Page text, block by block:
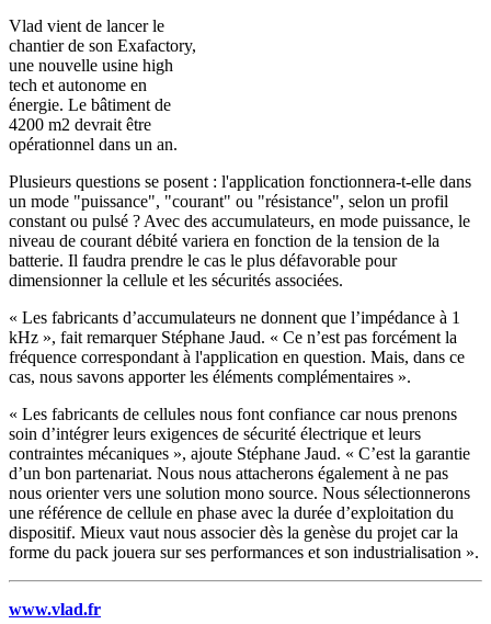
Vlad vient de lancer le
chantier de son Exafactory,
une nouvelle usine high
tech et autonome en
énergie. Le bâtiment de
4200 m2 devrait être
opérationnel dans un an.
Plusieurs questions se posent : l'application fonctionnera-t-elle dans
un mode "puissance", "courant" ou "résistance", selon un profil
constant ou pulsé ? Avec des accumulateurs, en mode puissance, le
niveau de courant débité variera en fonction de la tension de la
batterie. Il faudra prendre le cas le plus défavorable pour
dimensionner la cellule et les sécurités associées.
« Les fabricants d’accumulateurs ne donnent que l’impédance à 1
kHz », fait remarquer Stéphane Jaud. « Ce n’est pas forcément la
fréquence correspondant à l'application en question. Mais, dans ce
cas, nous savons apporter les éléments complémentaires ».
« Les fabricants de cellules nous font confiance car nous prenons
soin d’intégrer leurs exigences de sécurité électrique et leurs
contraintes mécaniques », ajoute Stéphane Jaud. « C’est la garantie
d’un bon partenariat. Nous nous attacherons également à ne pas
nous orienter vers une solution mono source. Nous sélectionnerons
une référence de cellule en phase avec la durée d’exploitation du
dispositif. Mieux vaut nous associer dès la genèse du projet car la
forme du pack jouera sur ses performances et son industrialisation ».
www.vlad.fr